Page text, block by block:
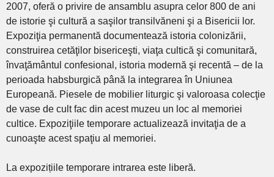
2007, oferă o privire de ansamblu asupra celor 800 de ani
de istorie şi cultură a saşilor transilvăneni şi a Bisericii lor.
Expoziţia permanentă documentează istoria colonizării,
construirea cetăţilor bisericeşti, viaţa cultică şi comunitară,
învaţământul confesional, istoria modernă şi recentă – de la
perioada habsburgică până la integrarea în Uniunea
Europeană. Piesele de mobilier liturgic şi valoroasa colecţie
de vase de cult fac din acest muzeu un loc al memoriei
cultice. Expoziţiile temporare actualizează invitaţia de a
cunoaşte acest spaţiu al memoriei.
La expozițiile temporare intrarea este liberă.